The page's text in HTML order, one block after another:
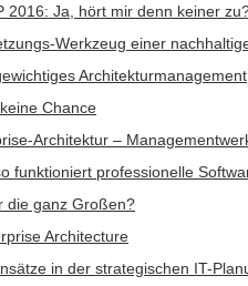
2016: Ja, hört mir denn keiner
Werkzeug einer
Architekturmanagement
Chance
Architektur –
funktioniert professionelle
die ganz Großen?
Architecture
in der strategischen IT-